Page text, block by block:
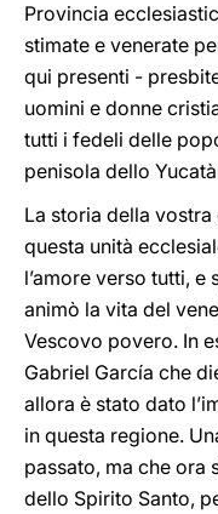
Provincia
stimate e venerate
qui presenti -
uomini e donne
tutti i fedeli delle
penisola dello
La storia della
questa unità
l’amore verso tutti,
animò la vita del
Vescovo povero. In
Gabriel García che
allora è stato dato
in questa regione.
passato, ma che ora
dello Spirito Santo,